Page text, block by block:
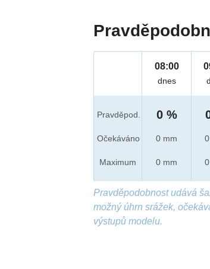
Pravděpod.
Očekáváno
Maximum
08:00
dnes
0 %
0 mm
0 mm
Pravděpodobnost udává
možný úhrn srážek,
výstupů modelu.